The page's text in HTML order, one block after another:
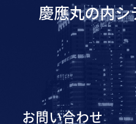
慶應丸の内シ
お問い合わせ